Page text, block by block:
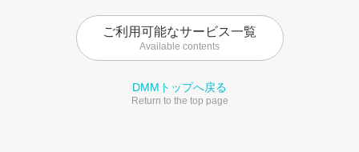
ご利用可能なサービス一覧
Available contents
DMMトップへ戻る
Return to the top page